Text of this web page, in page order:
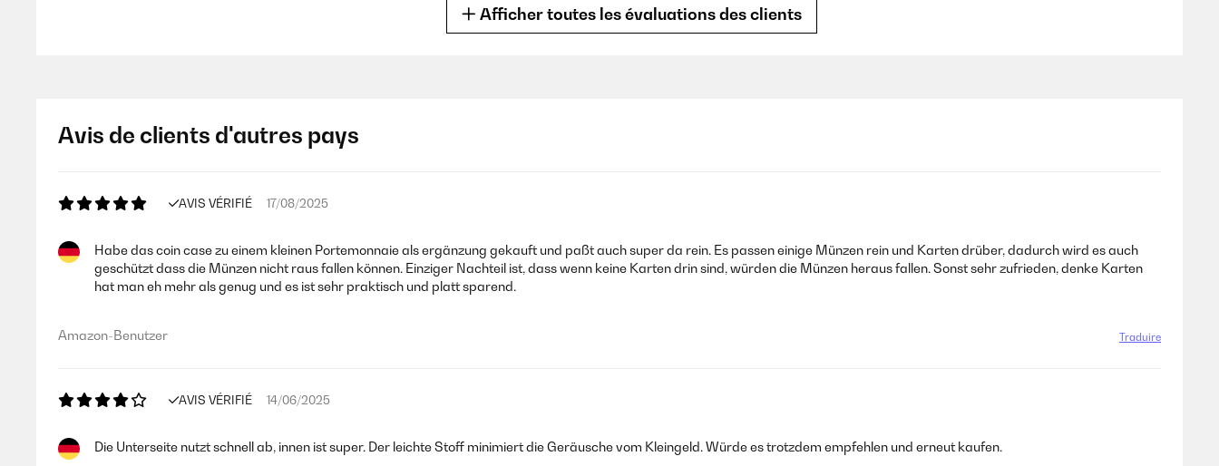
È il portamonete più comodo che abbia mai provato...solido e funzionale!
AVIS VÉRIFIÉ 24/02/2021
Bellissimo e utilissimo
Utente Amazon
AVIS VÉRIFIÉ 07/12/2020
Fatto.per.mettere nel.borsetto.da mettere moneta e ci.sta anche. non cadono.fuori.al.uso.normale perfetto. Prezzo un po.alto.per quello.4 Stelle
Afficher toutes les évaluations des clients
Avis de clients d'autres pays
AVIS VÉRIFIÉ 17/08/2025
Habe das coin case zu einem kleinen Portemonnaie als ergänzung gekauft und paßt auch super da rein. Es passen einige Münzen rein und Karten drüber, dadurch wird es auch
geschützt dass die Münzen nicht raus fallen können. Einziger Nachteil ist, dass wenn keine Karten drin sind, würden die Münzen heraus fallen. Sonst sehr zufrieden, denke Karten
hat man eh mehr als genug und es ist sehr praktisch und platt sparend.
Amazon-Benutzer Traduire
AVIS VÉRIFIÉ 14/06/2025
Die Unterseite nutzt schnell ab, innen ist super. Der leichte Stoff minimiert die Geräusche vom Kleingeld. Würde es trotzdem empfehlen und erneut kaufen.